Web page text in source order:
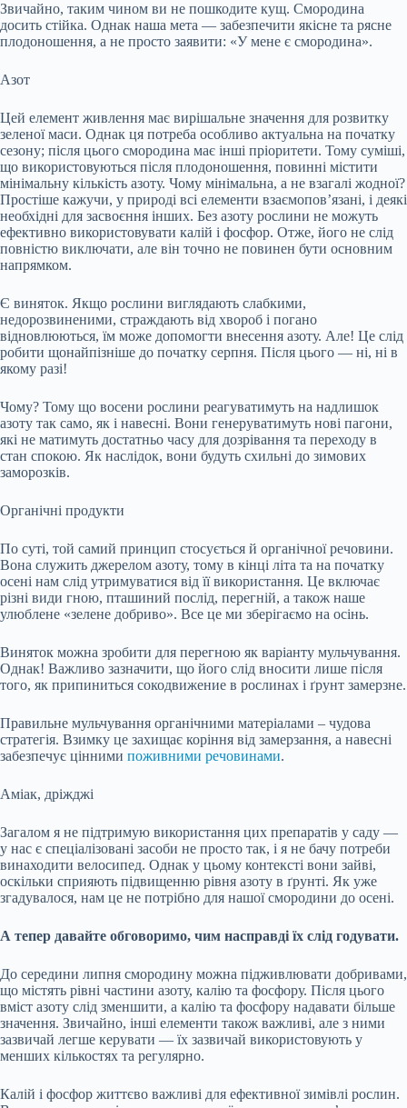
Звичайно, таким чином ви не пошкодите кущ. Смородина
досить стійка. Однак наша мета — забезпечити якісне та рясне
плодоношення, а не просто заявити: «У мене є смородина».
Азот
Цей елемент живлення має вирішальне значення для розвитку
зеленої маси. Однак ця потреба особливо актуальна на початку
сезону; після цього смородина має інші пріоритети. Тому суміші,
що використовуються після плодоношення, повинні містити
мінімальну кількість азоту. Чому мінімальна, а не взагалі жодної?
Простіше кажучи, у природі всі елементи взаємопов’язані, і деякі
необхідні для засвоєння інших. Без азоту рослини не можуть
ефективно використовувати калій і фосфор. Отже, його не слід
повністю виключати, але він точно не повинен бути основним
напрямком.
Є виняток. Якщо рослини виглядають слабкими,
недорозвиненими, страждають від хвороб і погано
відновлюються, їм може допомогти внесення азоту. Але! Це слід
робити щонайпізніше до початку серпня. Після цього — ні, ні в
якому разі!
Чому? Тому що восени рослини реагуватимуть на надлишок
азоту так само, як і навесні. Вони генеруватимуть нові пагони,
які не матимуть достатньо часу для дозрівання та переходу в
стан спокою. Як наслідок, вони будуть схильні до зимових
заморозків.
Органічні продукти
По суті, той самий принцип стосується й органічної речовини.
Вона служить джерелом азоту, тому в кінці літа та на початку
осені нам слід утримуватися від її використання. Це включає
різні види гною, пташиний послід, перегній, а також наше
улюблене «зелене добриво». Все це ми зберігаємо на осінь.
Виняток можна зробити для перегною як варіанту мульчування.
Однак! Важливо зазначити, що його слід вносити лише після
того, як припиниться сокодвижение в рослинах і ґрунт замерзне.
Правильне мульчування органічними матеріалами – чудова
стратегія. Взимку це захищає коріння від замерзання, а навесні
забезпечує цінними поживними речовинами.
Аміак, дріжджі
Загалом я не підтримую використання цих препаратів у саду —
у нас є спеціалізовані засоби не просто так, і я не бачу потреби
винаходити велосипед. Однак у цьому контексті вони зайві,
оскільки сприяють підвищенню рівня азоту в ґрунті. Як уже
згадувалося, нам це не потрібно для нашої смородини до осені.
А тепер давайте обговоримо, чим насправді їх слід годувати.
До середини липня смородину можна підживлювати добривами,
що містять рівні частини азоту, калію та фосфору. Після цього
вміст азоту слід зменшити, а калію та фосфору надавати більше
значення. Звичайно, інші елементи також важливі, але з ними
зазвичай легше керувати — їх зазвичай використовують у
менших кількостях та регулярно.
Калій і фосфор життєво важливі для ефективної зимівлі рослин.